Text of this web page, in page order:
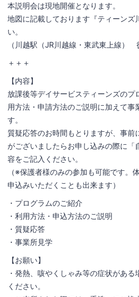
本説明会は現地開催となります。
地図に記載しております『ティーンズ
い。
（川越駅（JR川越線・東武東上線）
＋＋＋
【内容】
放課後等デイサービスティーンズのプ
用方法・申請方法のご説明に加えて事
す。
質疑応答のお時間もとりますが、事前
がございましたらお申し込みの際に「
容をご記入ください。
（※保護者様のみの参加も可能です。
申込みいただくことも出来ます）
・プログラムのご紹介
・利用方法・申込方法のご説明
・質疑応答
・事業所見学
【お願い】
・発熱、咳やくしゃみ等の症状がある
ください。